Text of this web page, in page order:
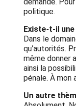
politique.
Existe-t-il
Dans le
qu’autorités.
même donner
ainsi la
pénale. À mon
Un autre